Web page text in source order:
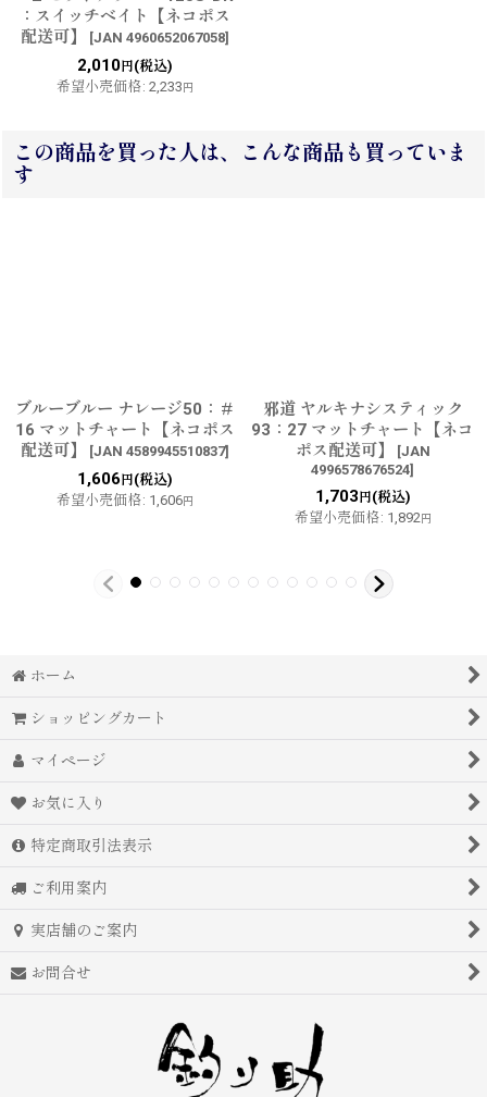
：スイッチベイト【ネコポス
配送可】
[JAN 4960652067058]
2,010円(税込)
希望小売価格: 2,233 円
この商品を買った人は、こんな商品も買っていま
す
ブルーブルー ナレージ50：＃
16 マットチャート【ネコポス
配送可】
[JAN 4589945510837]
1,606 円(税込)
希望小売価格: 1,606円
邪道 ヤルキナシスティック
93：27 マットチャート【ネコ
ポス配送可】
[JAN
4996578676524]
1,703 円(税込)
希望小売価格: 1,892 円
ホーム
ショッピングカート
マイページ
お気に入り
特定商取引法表示
ご利用案内
実店舗のご案内
お問合せ